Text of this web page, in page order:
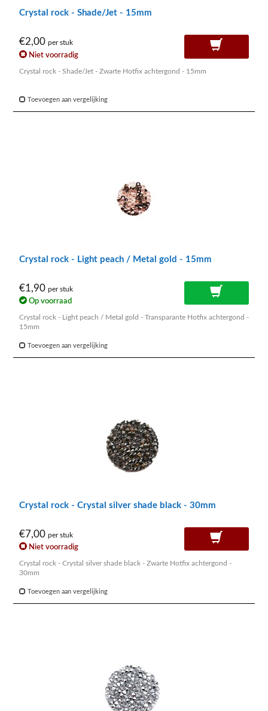
Crystal rock - Shade/Jet - 15mm
€2,00 per stuk
Niet voorradig
Crystal rock - Shade/Jet - Zwarte Hotfix achtergond - 15mm
Toevoegen aan vergelijking
Crystal rock - Light peach / Metal gold - 15mm
€1,90 per stuk
Op voorraad
Crystal rock - Light peach / Metal gold - Transparante Hotfix achtergond -
15mm
Toevoegen aan vergelijking
Crystal rock - Crystal silver shade black - 30mm
€7,00 per stuk
Niet voorradig
Crystal rock - Crystal silver shade black - Zwarte Hotfix achtergond -
30mm
Toevoegen aan vergelijking